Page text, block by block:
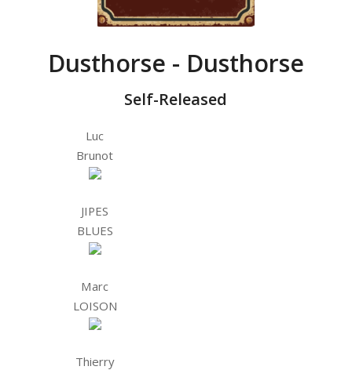
Dusthorse - Dusthorse
Self-Released
Luc
Brunot
JIPES
BLUES
Marc
LOISON
Thierry